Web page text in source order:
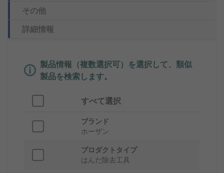
その他
詳細情報
製品情報（複数選択可）を選択して、類似
製品を検索します。
すべて選択
ブランド
ホーザン
プロダクトタイプ
はんだ除去工具